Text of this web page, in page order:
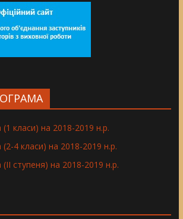
класи) на 2018-2019 н.р.
4 класи) на 2018-2019 н.р.
ступеня) на 2018-2019 н.р.